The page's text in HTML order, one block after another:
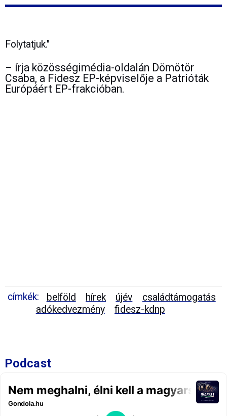
Folytatjuk."
– írja közösségimédia-oldalán Dömötör
Csaba, a Fidesz EP-képviselője a Patrióták
Európáért EP-frakcióban.
címkék: belföld hírek újév
családtámogatás
adókedvezmény
fidesz-kdnp
Podcast